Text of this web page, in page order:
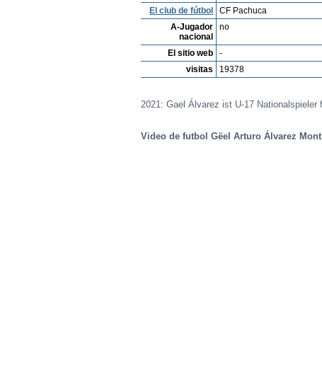
El club de fútbol
CF Pachuca
A-Jugador
nacional
no
El sitio web
-
visitas
19378
2021: Gael Álvarez ist U-17 Nationalspieler
Video de futbol Gëel Arturo Álvarez